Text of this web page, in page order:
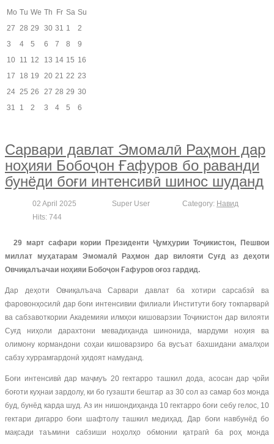
Mo Tu We Th Fr Sa Su
27 28 29 30 31 1
2
3
4 5 6 7 8
9
10 11 12 13 14 15 16
17
18 19 20 21 22 23
24 25 26 27 28 29 30
31
1 2 3 4 5 6
Сарвари давлат Эмомалӣ Раҳмон дар
ноҳияи Бобоҷон Ғафуров бо раванди
бунёди боғи интенсивӣ шинос шуданд
02 April 2025 Super User Category: Навид
Hits: 744
29 март сафари кории Президенти Ҷумҳурии Тоҷикистон, Пешвои
миллат муҳатарам Эмомалӣ Раҳмон дар вилояти Суғд аз деҳоти
Овчиқалъачаи ноҳияи Бобоҷон Ғафуров оғоз гардид.
Дар деҳоти Овчиқалъача Сарвари давлат ба хотири сарсабзӣ ва
фаровонҳосилӣ дар боғи интенсивии филиали Институти боғу токпарварӣ
ва сабзавоткории Академияи илмҳои кишоварзии Тоҷикистон дар вилояти
Суғд ниҳоли дарахтони мевадиҳанда шинонида, мардуми ноҳия ва
олимону кормандони соҳаи кишоварзиро ба вусъат бахшидани амалҳои
сабзу хуррамгардонӣ ҳидоят намуданд.
Боғи интенсивӣ дар маҷмуъ 20 гектарро ташкил дода, асосан дар ҷойи
боғоти куҳнаи зардолу, ки бо гузашти бештар аз 30 сол аз самар боз монда
буд, бунёд карда шуд. Аз ин нишондиҳанда 10 гектарро боғи себу гелос, 10
гектари дигарро боғи шафтолу ташкил медиҳад. Дар боғи навбунёд бо
мақсади таъмини сабзиши ноҳолҳо обмонии қатрагӣ ба роҳ монда